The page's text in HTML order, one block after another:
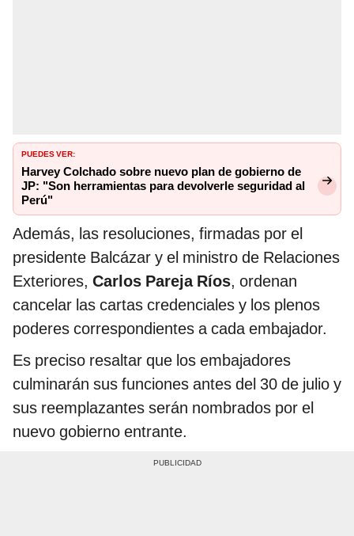
PUEDES VER:
Harvey Colchado sobre nuevo plan de gobierno de
JP: "Son herramientas para devolverle seguridad al
Perú"
Además, las resoluciones, firmadas por el
presidente Balcázar y el ministro de Relaciones
Exteriores, Carlos Pareja Ríos, ordenan
cancelar las cartas credenciales y los plenos
poderes correspondientes a cada embajador.
Es preciso resaltar que los embajadores
culminarán sus funciones antes del 30 de julio y
sus reemplazantes serán nombrados por el
nuevo gobierno entrante.